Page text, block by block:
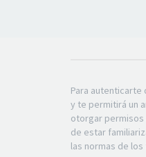
Para
y te permitirá un
otorgar
de estar
las normas de